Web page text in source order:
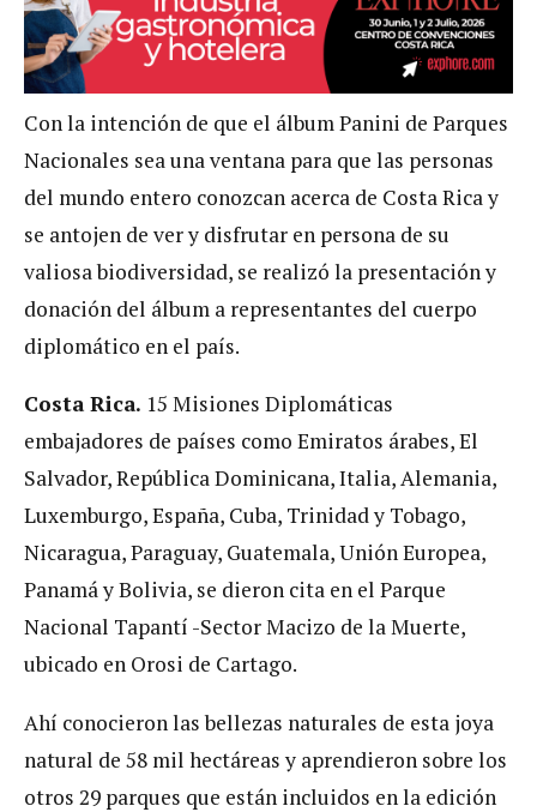
Con la intención de que el álbum Panini de Parques
Nacionales sea una ventana para que las personas
del mundo entero conozcan acerca de Costa Rica y
se antojen de ver y disfrutar en persona de su
valiosa biodiversidad, se realizó la presentación y
donación del álbum a representantes del cuerpo
diplomático en el país.
Costa Rica. 15 Misiones Diplomáticas
embajadores de países como Emiratos árabes, El
Salvador, República Dominicana, Italia, Alemania,
Luxemburgo, España, Cuba, Trinidad y Tobago,
Nicaragua, Paraguay, Guatemala, Unión Europea,
Panamá y Bolivia, se dieron cita en el Parque
Nacional Tapantí -Sector Macizo de la Muerte,
ubicado en Orosi de Cartago.
Ahí conocieron las bellezas naturales de esta joya
natural de 58 mil hectáreas y aprendieron sobre los
otros 29 parques que están incluidos en la edición